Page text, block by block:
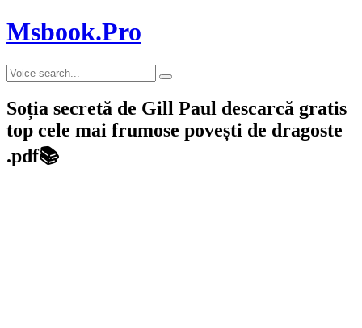
Msbook.Pro
Soția secretă de Gill Paul descarcă gratis
top cele mai frumose povești de dragoste
.pdf📚